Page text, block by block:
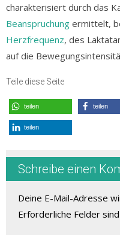
charakterisiert durch das
Beanspruchung ermittelt,
Herzfrequenz, des
auf die
Teile diese Seite
teilen teilen
teilen
Schreibe einen
Deine E-Mail-Adresse
Erforderliche Felder